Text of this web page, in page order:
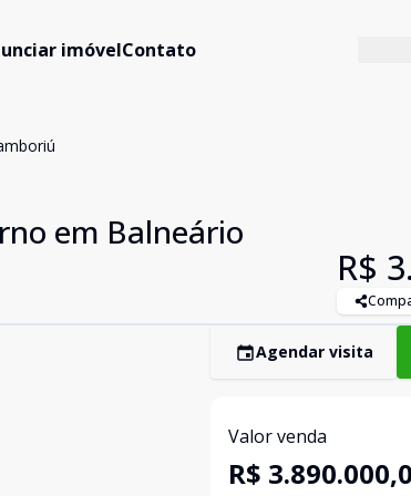
imóvelContato
em Balneário
R$
Agendar visita
Valor venda
R$